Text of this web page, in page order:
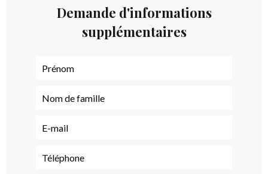
Demande d'informations
supplémentaires